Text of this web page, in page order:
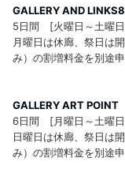
GALLERY AND
5日間 [火曜日～土曜
月曜日は休廊、祭日は
み）の割増料金を別途申
GALLERY ART POINT
6日間 [月曜日～土曜
日曜日は休廊、祭日は
み）の割増料金を別途申